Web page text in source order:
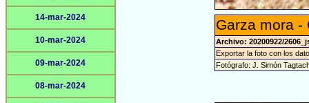
14-mar-2024
10-mar-2024
09-mar-2024
08-mar-2024
Garza mora
Archivo: 20200922/
Exportar la foto con los
Fotógrafo: J. Simón